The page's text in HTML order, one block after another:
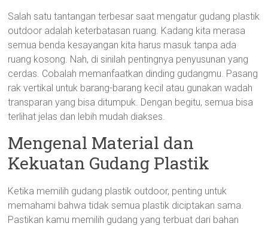
Salah satu tantangan terbesar saat mengatur gudang plastik
outdoor adalah keterbatasan ruang. Kadang kita merasa
semua benda kesayangan kita harus masuk tanpa ada
ruang kosong. Nah, di sinilah pentingnya penyusunan yang
cerdas. Cobalah memanfaatkan dinding gudangmu. Pasang
rak vertikal untuk barang-barang kecil atau gunakan wadah
transparan yang bisa ditumpuk. Dengan begitu, semua bisa
terlihat jelas dan lebih mudah diakses.
Mengenal Material dan
Kekuatan Gudang Plastik
Ketika memilih gudang plastik outdoor, penting untuk
memahami bahwa tidak semua plastik diciptakan sama.
Pastikan kamu memilih gudang yang terbuat dari bahan